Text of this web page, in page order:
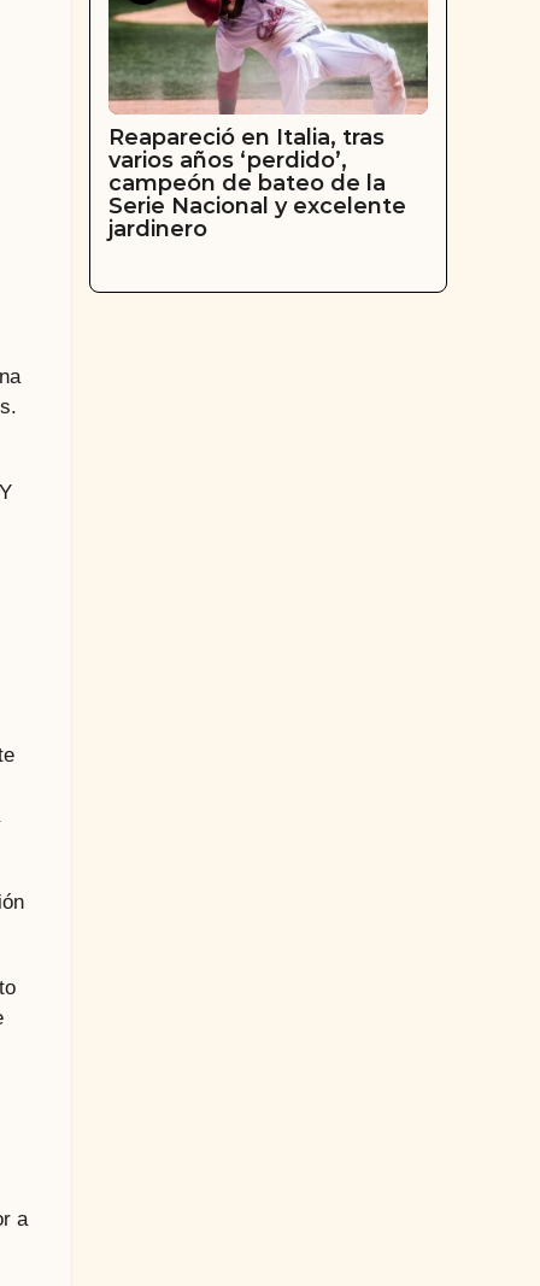
a
Reapareció en Italia, tras
varios años ‘perdido’,
campeón de bateo de la
Serie Nacional y excelente
jardinero